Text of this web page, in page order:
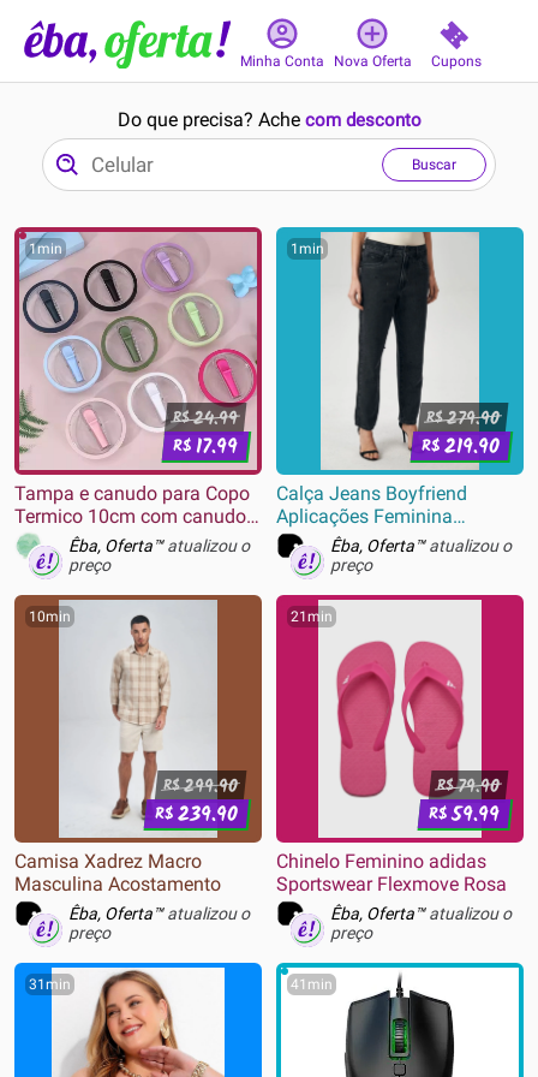
Minha Conta Nova Oferta Cupons
Do que precisa? Ache com desconto
Buscar
1min
R$24.99
R$17.99
Tampa e canudo para Copo
Termico 10cm com canudo
Flip para Drinks (NAO VEM
COPO)
Êba, Oferta™atualizou o
preço
1min
R$279.90
R$219.90
Calça Jeans Boyfriend
Aplicações Feminina
Acostamento
Êba, Oferta™atualizou o
preço
10min
R$299.90
R$239.90
Camisa Xadrez Macro
Masculina Acostamento
Êba, Oferta™atualizou o
preço
21min
R$79.90
R$59.99
Chinelo Feminino adidas
Sportswear Flexmove Rosa
Êba, Oferta™atualizou o
preço
31min 41min